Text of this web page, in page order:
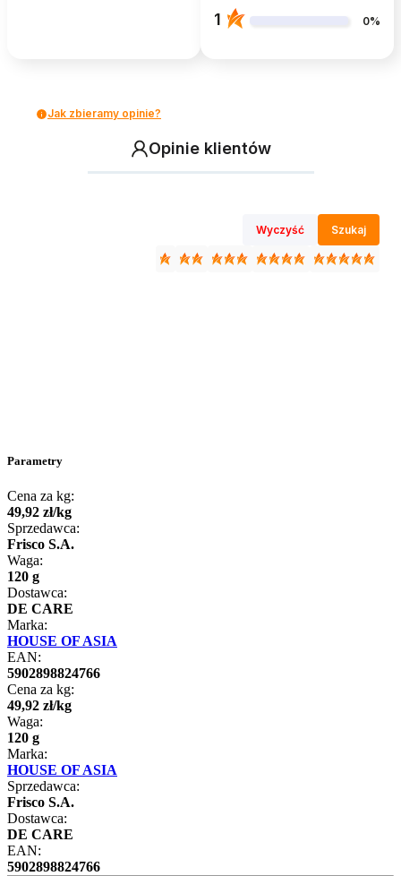
1 0%
Jak zbieramy opinie?
Opinie klientów
Wyczyść Szukaj
Parametry
Cena za kg:
49,92 zł/kg
Sprzedawca:
Frisco S.A.
Waga:
120 g
Dostawca:
DE CARE
Marka:
HOUSE OF ASIA
EAN:
5902898824766
Cena za kg:
49,92 zł/kg
Waga:
120 g
Marka:
HOUSE OF ASIA
Sprzedawca:
Frisco S.A.
Dostawca:
DE CARE
EAN:
5902898824766